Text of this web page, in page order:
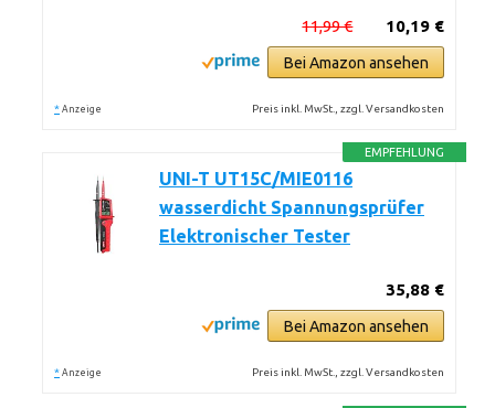
10,19 €
11,99 €
Bei Amazon ansehen
* Anzeige Preis inkl. MwSt., zzgl. Versandkosten
EMPFEHLUNG
UNI-T UT15C/MIE0116
wasserdicht Spannungsprüfer
Elektronischer Tester
35,88 €
Bei Amazon ansehen
* Anzeige Preis inkl. MwSt., zzgl. Versandkosten